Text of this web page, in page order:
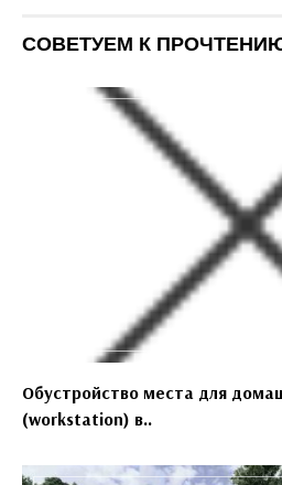
СОВЕТУЕМ К
Обустройство места для
(workstation) в..